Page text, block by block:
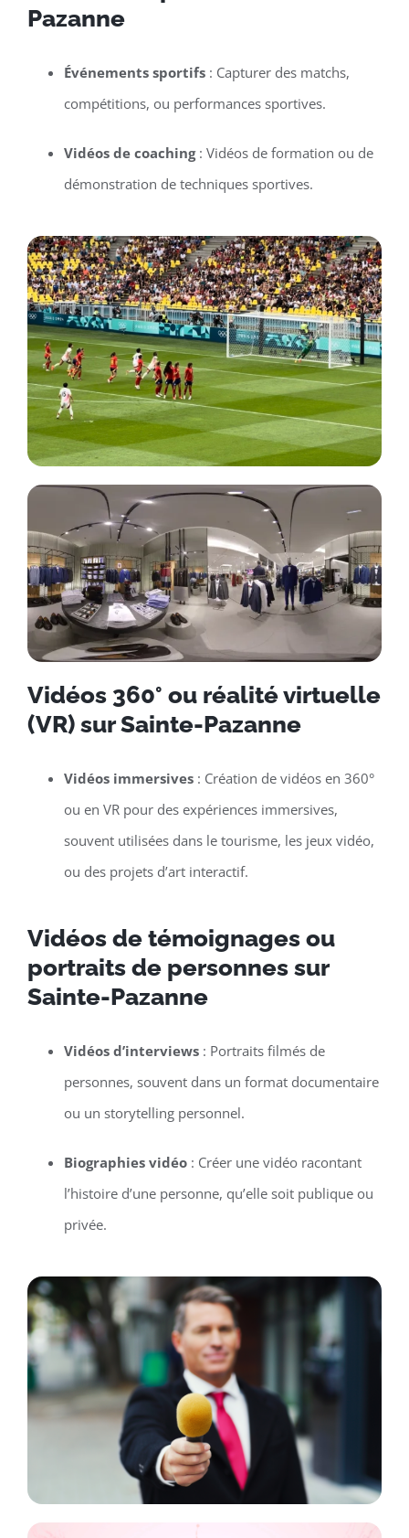
Pazanne
Événements sportifs: Capturer des matchs,
compétitions, ou performances sportives.
Vidéos de coaching: Vidéos de formation ou de
démonstration de techniques sportives.
Vidéos 360° ou réalité virtuelle
(VR) sur Sainte-Pazanne
Vidéos immersives: Création de vidéos en 360°
ou en VR pour des expériences immersives,
souvent utilisées dans le tourisme, les jeux vidéo,
ou des projets d’art interactif.
Vidéos de témoignages ou
portraits de personnes sur
Sainte-Pazanne
Vidéos d’interviews: Portraits filmés de
personnes, souvent dans un format documentaire
ou un storytelling personnel.
Biographies vidéo: Créer une vidéo racontant
l’histoire d’une personne, qu’elle soit publique ou
privée.